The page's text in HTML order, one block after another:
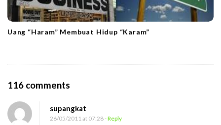
Uang “Haram” Membuat Hidup “Karam”
116 comments
P
supangkat
26/05/2011 at 07:28- Reply